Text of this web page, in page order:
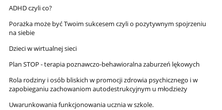
ADHD czyli co?
Porażka może być Twoim sukcesem czyli o pozytywnym spojrzeniu
na siebie
Dzieci w wirtualnej sieci
Plan STOP - terapia poznawczo-behawioralna zaburzeń lękowych
Rola rodziny i osób bliskich w promocji zdrowia psychicznego i w
zapobieganiu zachowaniom autodestrukcyjnym u młodzieży
Uwarunkowania funkcjonowania ucznia w szkole.